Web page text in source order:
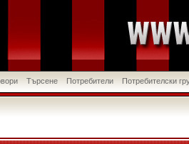
Търсене Потребители Потребителски